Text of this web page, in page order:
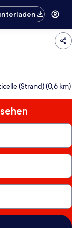
(Strand) (0,6 km)